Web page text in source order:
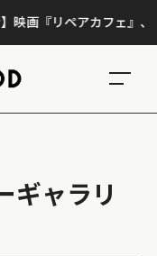
『リペアカフェ』、上映
ギャラリ